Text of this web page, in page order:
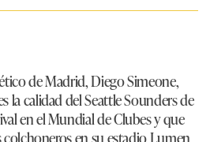
de Madrid, Diego Simeone,
la calidad del Seattle Sounders de
en el Mundial de Clubes y que
colchoneros en su estadio Lumen